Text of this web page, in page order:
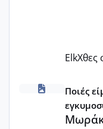
ElkΧθες
Μωράκια Δεκεμβρίου
Ποιές